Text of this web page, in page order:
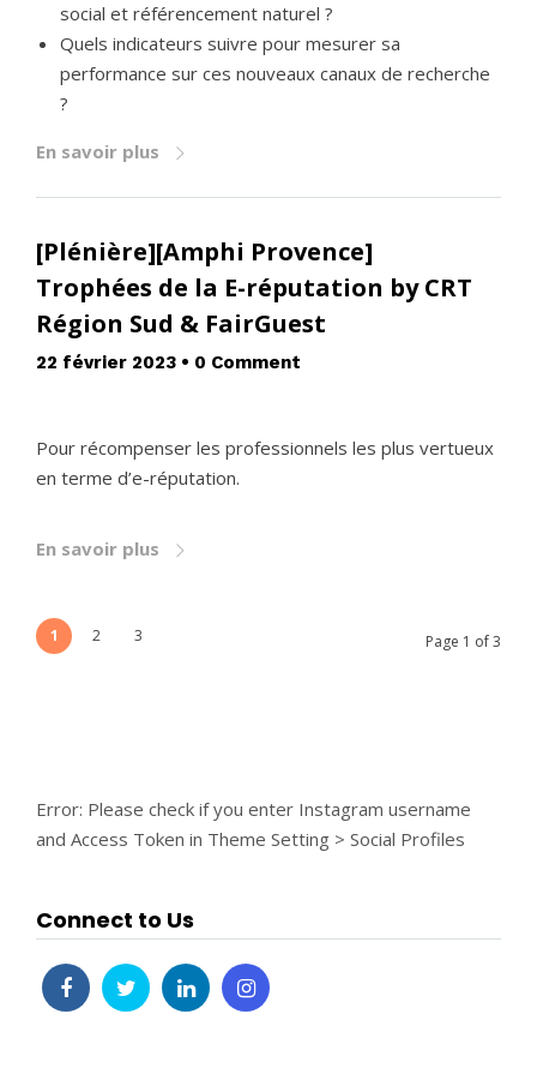
social et référencement naturel ?
Quels indicateurs suivre pour mesurer sa
performance sur ces nouveaux canaux de recherche
?
En savoir plus
[Plénière][Amphi Provence]
Trophées de la E-réputation by CRT
Région Sud & FairGuest
22 février 2023 • 0 Comment
Pour récompenser les professionnels les plus vertueux
en terme d’e-réputation.
En savoir plus
1 2 3 Page 1 of 3
Error: Please check if you enter Instagram username
and Access Token in Theme Setting > Social Profiles
Connect to Us